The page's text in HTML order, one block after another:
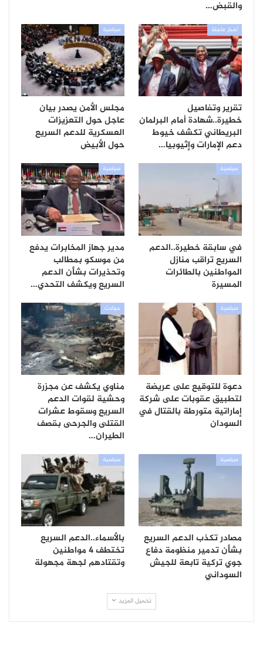
والقبض…
أخبار عاجلة
تقرير وتفاصيل
خطيرة..شهادة أمام البرلمان
البريطاني تكشف خيوط
دعم الإمارات وإثيوبيا…
سياسية
مجلس الأمن يصدر بيان
عاجل حول التعزيزات
العسكرية للدعم السريع
حول الأبيض
سياسية
في سابقة خطيرة..الدعم
السريع تراقب منازل
المواطنين بالطائرات
المسيرة
سياسية
مدير جهاز المخابرات يدفع
من موسكو بمطالب
وتحذيرات بشأن الدعم
السريع ويكشف التحدي…
سياسية
دعوة للتوقيع على عريضة
لتطبيق عقوبات على شركة
إماراتية متورطة بالقتال في
السودان
حوادث
مناوي يكشف عن مجزرة
وحشية لقوات الدعم
السريع وسقوط عشرات
القتلى والجرحى بقصف
الطيران…
سياسية
مصادر تكذب الدعم السريع
بشأن تدمير منظومة دفاع
جوي تركية تابعة للجيش
السوداني
سياسية
بالأسماء..الدعم السريع
تختطف 4 مواطنين
وتقتادهم لجهة مجهولة
تحميل المزيد